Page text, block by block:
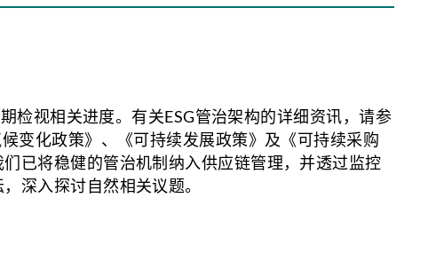
检视相关进度。有关ESG管治架构的详细资讯，请参
变化政策》、《可持续发展政策》及《可持续采购
已将稳健的管治机制纳入供应链管理，并透过监控
深入探讨自然相关议题。